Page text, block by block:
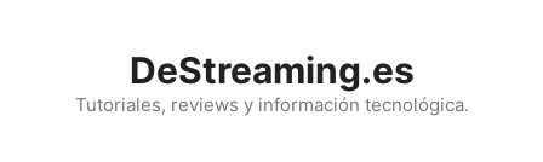
DeStreaming.es
Tutoriales, reviews y información tecnológica.